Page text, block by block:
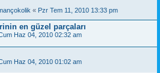
« Pzr Tem 11, 2010 13:33 pm
en güzel parçaları
Haz 04, 2010 02:32 am
Haz 04, 2010 01:02 am